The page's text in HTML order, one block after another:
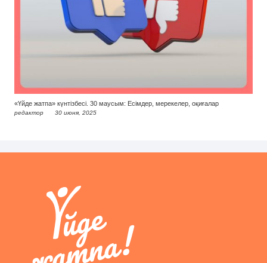
«Үйде жатпа» күнтізбесі. 30 маусым: Есімдер, мерекелер, оқиғалар
редактор 30 июня, 2025